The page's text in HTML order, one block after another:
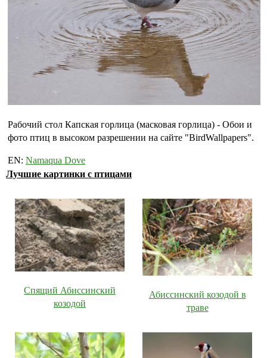
Рабочий стол Капская горлица (масковая горлица) - Обои и
фото птиц в высоком разрешении на сайте "BirdWallpapers".
EN: Namaqua Dove
Лучшие картинки с птицами
Спящий Абиссинский
козодой
Абиссинский козодой в
траве